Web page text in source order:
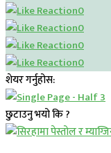
0
0
0
0
शेयर गर्नुहोस:
छुटाउनु भयो कि ?